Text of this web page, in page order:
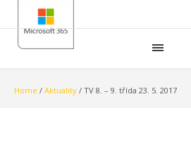
Home / Aktuality / TV 8. – 9. třída 23. 5. 2017